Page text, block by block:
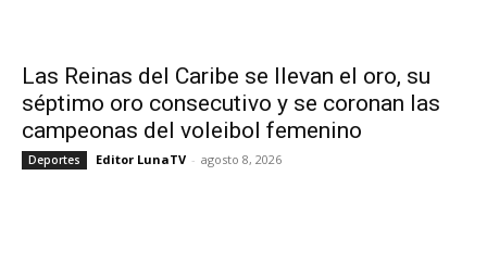
Las Reinas del Caribe se llevan el oro, su
séptimo oro consecutivo y se coronan las
campeonas del voleibol femenino
Deportes Editor LunaTV - agosto 8, 2026